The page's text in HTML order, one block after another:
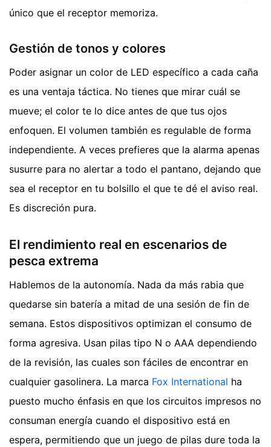
único que el receptor memoriza.
Gestión de tonos y colores
Poder asignar un color de LED específico a cada caña
es una ventaja táctica. No tienes que mirar cuál se
mueve; el color te lo dice antes de que tus ojos
enfoquen. El volumen también es regulable de forma
independiente. A veces prefieres que la alarma apenas
susurre para no alertar a todo el pantano, dejando que
sea el receptor en tu bolsillo el que te dé el aviso real.
Es discreción pura.
El rendimiento real en escenarios de
pesca extrema
Hablemos de la autonomía. Nada da más rabia que
quedarse sin batería a mitad de una sesión de fin de
semana. Estos dispositivos optimizan el consumo de
forma agresiva. Usan pilas tipo N o AAA dependiendo
de la revisión, las cuales son fáciles de encontrar en
cualquier gasolinera. La marca Fox International ha
puesto mucho énfasis en que los circuitos impresos no
consuman energía cuando el dispositivo está en
espera, permitiendo que un juego de pilas dure toda la